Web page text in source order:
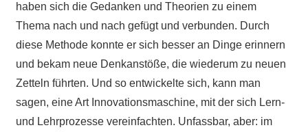
haben sich die Gedanken und Theorien zu einem
Thema nach und nach gefügt und verbunden. Durch
diese Methode konnte er sich besser an Dinge erinnern
und bekam neue Denkanstöße, die wiederum zu neuen
Zetteln führten. Und so entwickelte sich, kann man
sagen, eine Art Innovationsmaschine, mit der sich Lern-
und Lehrprozesse vereinfachten. Unfassbar, aber: im